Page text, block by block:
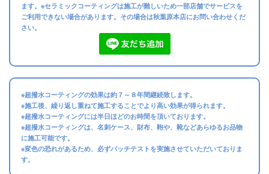
ます。※セラミックコーティングは施工が難しいため一部店舗でサービスを
ご利用できない場合があります。その場合は秋葉原本店にお問い合わせくだ
さい。
※超撥水コーティングの効果は約７～８年間継続致します。
※施工後、繰り返し重ねて施工することでより高い効果が得られます。
※超撥水コーティングには半日ほどのお時間を頂いております。
※超撥水コーティングは、名刺ケース、財布、鞄や、靴などあらゆるお品物
に施工可能です。
※変色の恐れがあるため、必ずパッチテストを実施させていただいておりま
す。